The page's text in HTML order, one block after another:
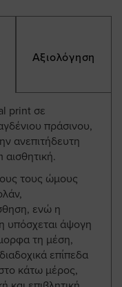
Αξιολόγηση
print σε
πράσινου,
ανεπιτήδευτη
τους ώμους
ενώ η
υπόσχεται άψογη
τη μέση,
επίπεδα
κάτω μέρος,